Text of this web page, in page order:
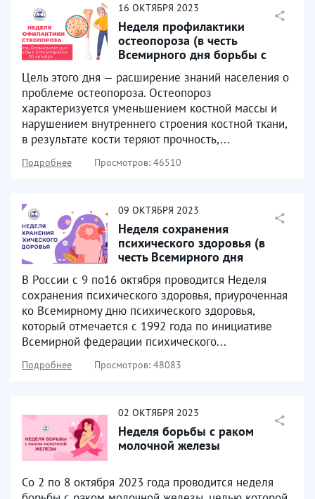
16 ОКТЯБРЯ 2023
Неделя профилактики
остеопороза (в честь
Всемирного дня борьбы с
Цель этого дня — расширение знаний населения о
проблеме остеопороза. Остеопороз
характеризуется уменьшением костной массы и
нарушением внутреннего строения костной ткани,
в результате кости теряют прочность,...
Подробнее Просмотров: 46510
09 ОКТЯБРЯ 2023
Неделя сохранения
психического здоровья (в
честь Всемирного дня
психического здоровья 10
октября)
В России с 9 по16 октября проводится Неделя
сохранения психического здоровья, приуроченная
ко Всемирному дню психического здоровья,
который отмечается с 1992 года по инициативе
Всемирной федерации психического...
Подробнее Просмотров: 48083
02 ОКТЯБРЯ 2023
Неделя борьбы с раком
молочной железы
Со 2 по 8 октября 2023 года проводится неделя